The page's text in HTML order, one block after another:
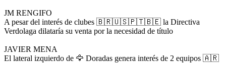
JM RENGIFO
A pesar del interés de clubes 🇧🇷🇺🇸🇵🇹🇧🇪 la Directiva
Verdolaga dilataría su venta por la necesidad de título
JAVIER MENA
El lateral izquierdo de 🦅 Doradas genera interés de 2 equipos 🇦🇷